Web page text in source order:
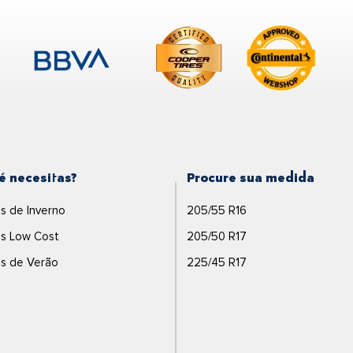
necesitas?
de Inverno
Low Cost
de Verão
Procure sua medida
205/55 R16
205/50 R17
225/45 R17